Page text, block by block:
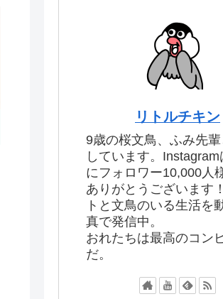
リトルチキン
9歳の桜文鳥、ふみ先輩
しています。Instagram
にフォロワー10,000人
ありがとうございます
トと文鳥のいる生活を
真で発信中。
おれたちは最高のコン
だ。